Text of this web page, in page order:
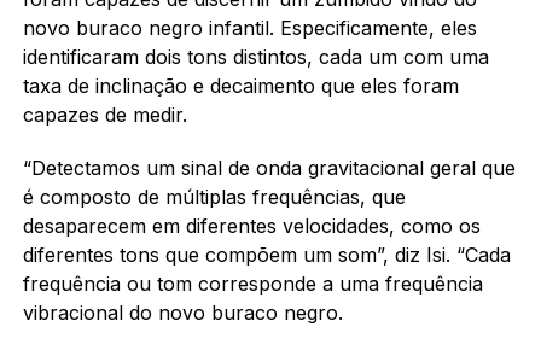
novo buraco negro infantil. Especificamente, eles
identificaram dois tons distintos, cada um com uma
taxa de inclinação e decaimento que eles foram
capazes de medir.
“Detectamos um sinal de onda gravitacional geral que
é composto de múltiplas frequências, que
desaparecem em diferentes velocidades, como os
diferentes tons que compõem um som”, diz Isi. “Cada
frequência ou tom corresponde a uma frequência
vibracional do novo buraco negro.